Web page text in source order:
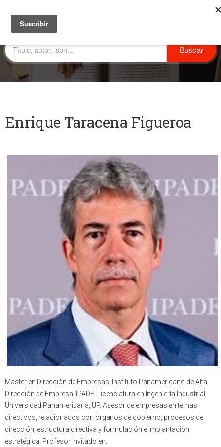
Enrique Taracena Figueroa
Máster en Dirección de Empresas, Instituto Panamericano de Alta
Dirección de Empresa, IPADE. Licenciatura en Ingeniería Industrial,
Universidad Panamericana, UP. Asesor de empresas en temas
directivos, relacionados con órganos de gobierno, procesos de
dirección, estructura directiva y formulación e implantación
estratégica. Profesor invitado en: